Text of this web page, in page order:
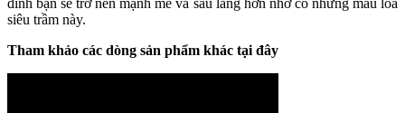
đình bạn sẽ trở nên mạnh mẽ và sâu lắng hơn nhờ có những mẫu loa
siêu trầm này.
Tham khảo các dòng sản phẩm khác tại đây